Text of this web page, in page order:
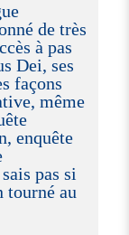
de très
à pas
Dei, ses
façons
même
enquête
pas si
tourné au